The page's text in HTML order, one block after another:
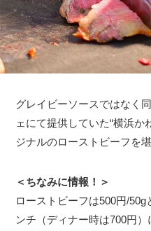
グレイビーソースではなく
ェにて提供していた“横浜か
ジナルのローストビーフを
＜ちなみに情報！＞
ローストビーフは500円/
ンチ（ディナー時は700円